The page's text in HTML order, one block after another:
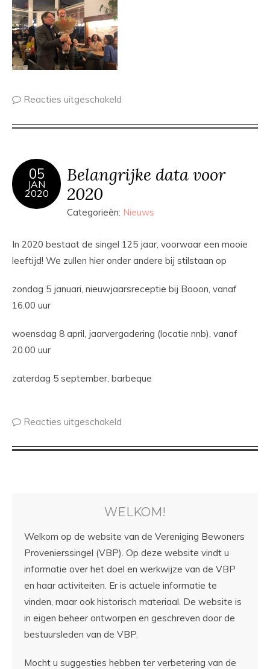
Reacties uitgeschakeld
05
JAN
2020
Belangrijke data voor
2020
Categorieën: Nieuws
In 2020 bestaat de singel 125 jaar, voorwaar een mooie
leeftijd! We zullen hier onder andere bij stilstaan op
zondag 5 januari, nieuwjaarsreceptie bij Booon, vanaf
16.00 uur
woensdag 8 april, jaarvergadering (locatie nnb), vanaf
20.00 uur
zaterdag 5 september, barbeque
Reacties uitgeschakeld
WELKOM!
Welkom op de website van de Vereniging Bewoners
Provenierssingel (VBP). Op deze website vindt u
informatie over het doel en werkwijze van de VBP
en haar activiteiten. Er is actuele informatie te
vinden, maar ook historisch materiaal. De website is
in eigen beheer ontworpen en geschreven door de
bestuursleden van de VBP.
Mocht u suggesties hebben ter verbetering van de